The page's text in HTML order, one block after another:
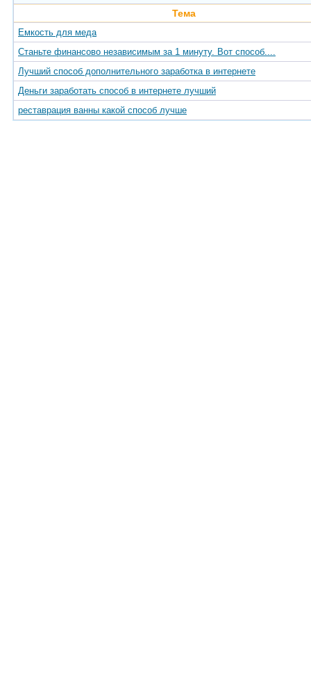
Тема
Емкость для меда
Станьте финансово независимым за 1 минуту. Вот способ....
Лучший способ дополнительного заработка в интернете
Деньги заработать способ в интернете лучший
реставрация ванны какой способ лучше